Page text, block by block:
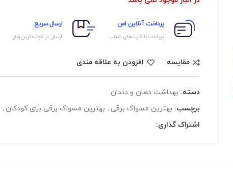
پرداخت آنلاین امن
پرداخت با کارت‌های شتاب
ارسال سریع
ارسال در کوتاه‌ترین زمان
مقایسه افزودن به علاقه مندی
دسته: بهداشت دهان و دندان
برچسب: بهترین مسواک برقی , بهترین مسواک برقی برای کودکان ,
اشتراک گذاری: